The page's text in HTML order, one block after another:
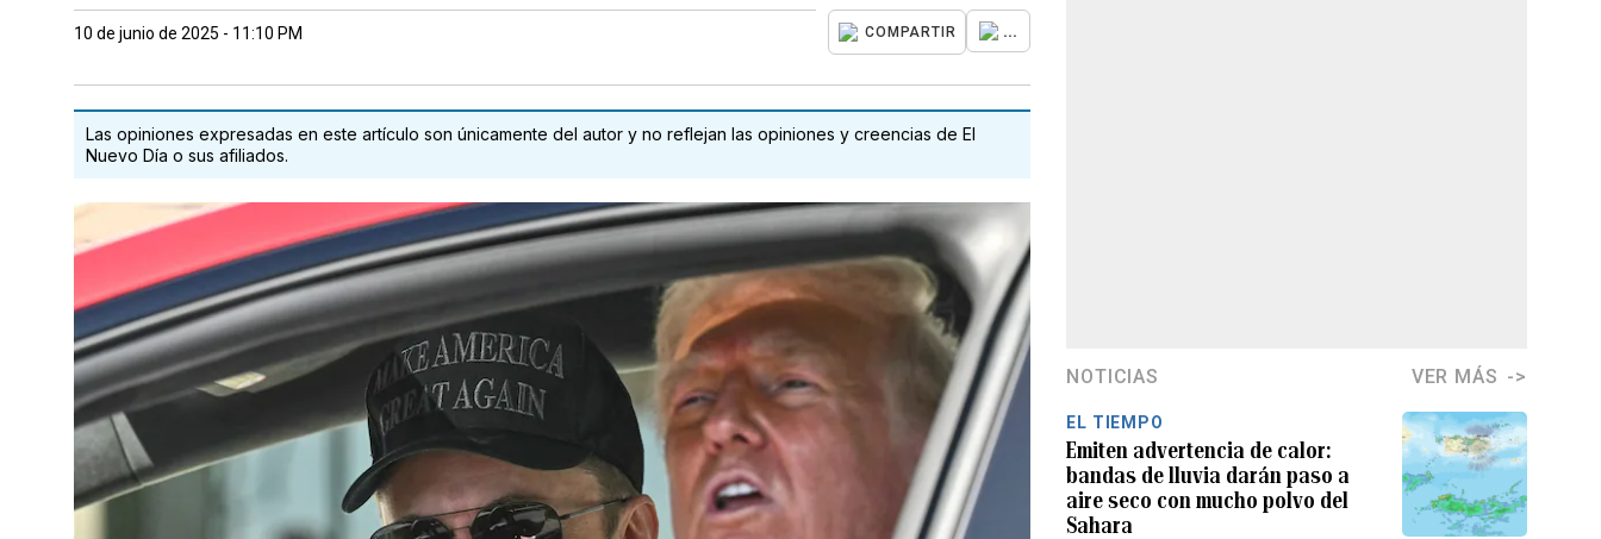
10 de junio de 2025 - 11:10 PM COMPARTIR ...
Las opiniones expresadas en este artículo son únicamente del autor y no reflejan las opiniones y creencias de El
Nuevo Día o sus afiliados.
NOTICIAS VER MÁS
EL TIEMPO
Emiten advertencia de calor:
bandas de lluvia darán paso a
aire seco con mucho polvo del
Sahara